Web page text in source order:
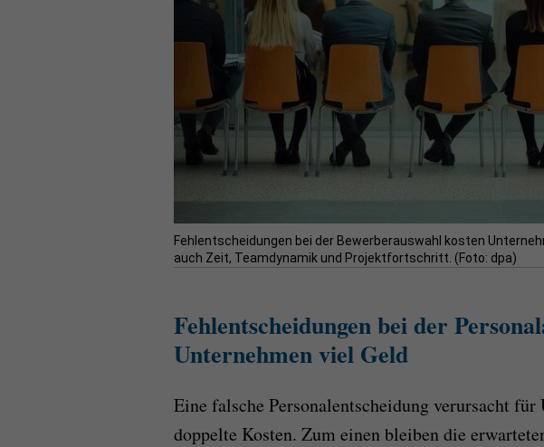
Fehlentscheidungen bei der Bewerberauswahl kosten
auch Zeit, Teamdynamik und Projektfortschritt. (Foto: dpa)
Fehlentscheidungen bei der
Unternehmen viel Geld
Eine falsche Personalentscheidung verursacht
doppelte Kosten. Zum einen bleiben die